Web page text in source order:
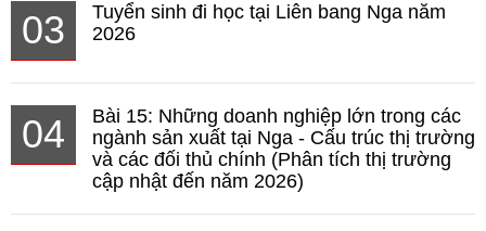
03
Tuyển sinh đi học tại Liên bang Nga năm
2026
04
Bài 15: Những doanh nghiệp lớn trong các
ngành sản xuất tại Nga - Cấu trúc thị trường
và các đối thủ chính (Phân tích thị trường
cập nhật đến năm 2026)